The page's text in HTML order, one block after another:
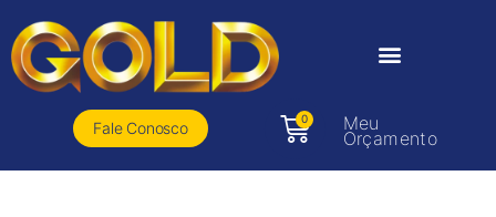
Fale Conosco
0 Meu
Orçamento